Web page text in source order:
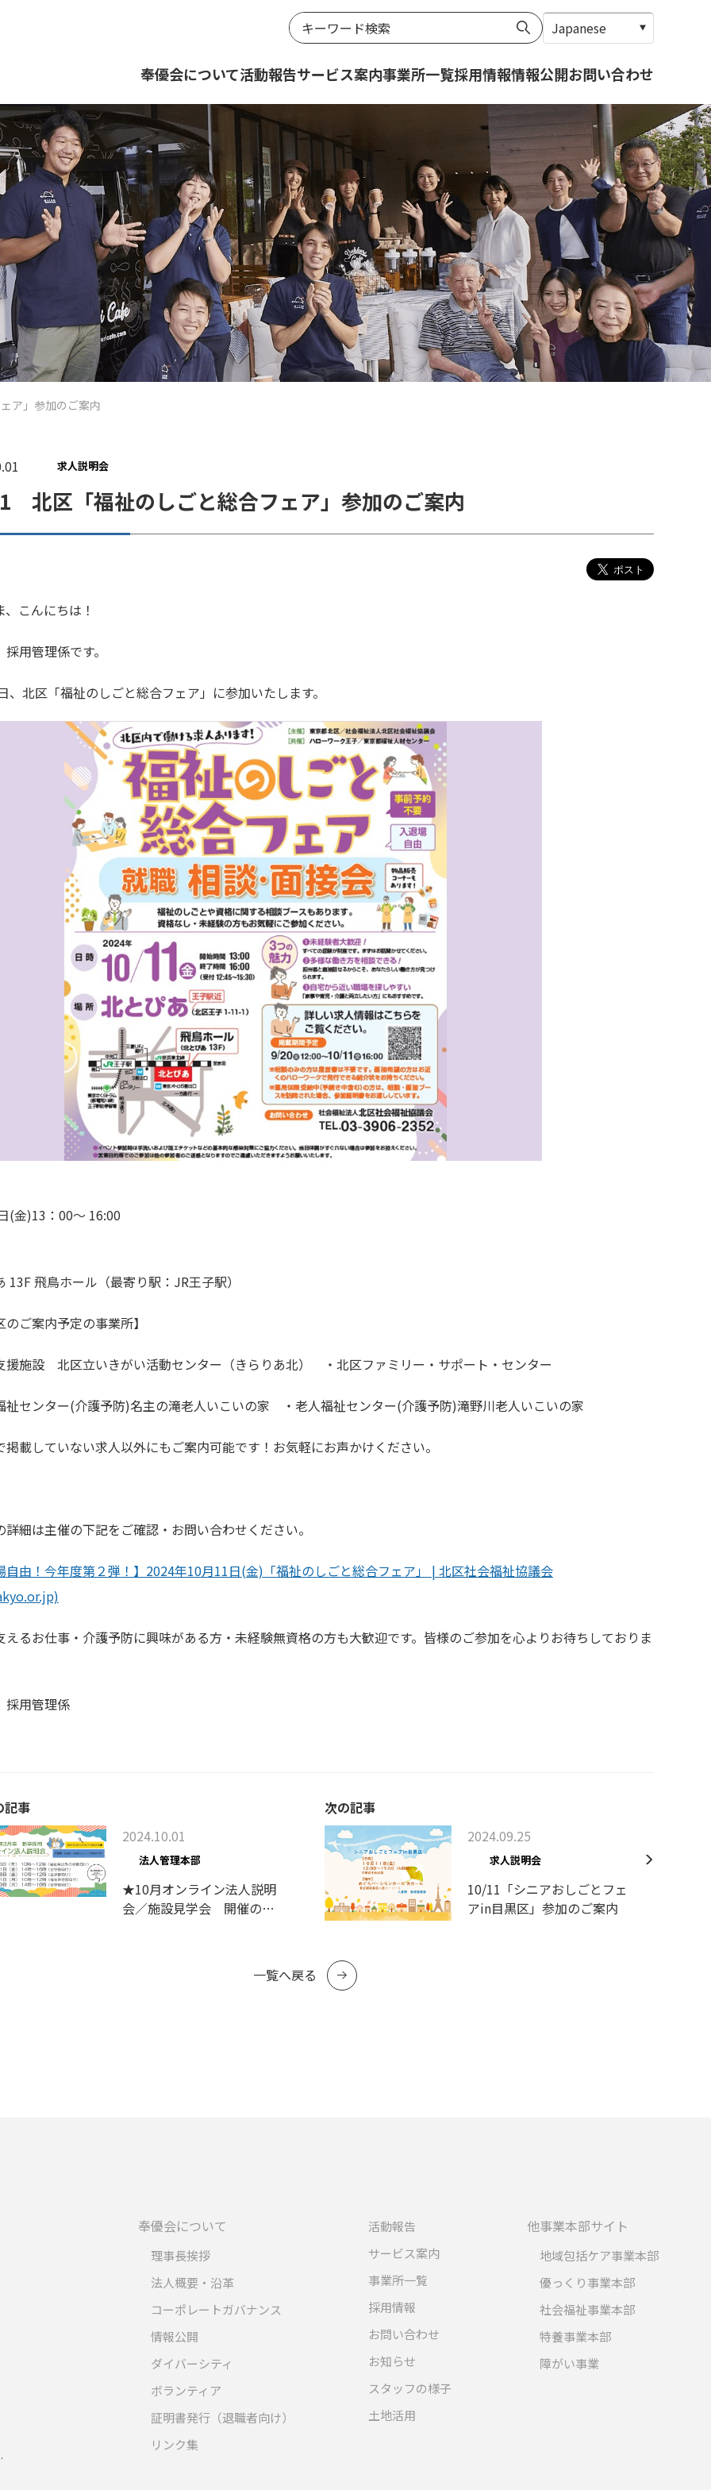
奉優会について活動報告サービス案内事業所一覧採用情報情報公開お問い合わせ
ア」参加のご案内
求人説明会
北区「福祉のしごと総合フェア」参加のご案内
こんにちは！
用管理係です。
、北区「福祉のしごと総合フェア」に参加いたします。
(金)13：00～ 16:00
13F 飛鳥ホール（最寄り駅：JR王子駅）
ご案内予定の事業所】
援施設 北区立いきがい活動センター（きらりあ北） ・北区ファミリー・サポート・センター
祉センター(介護予防)名主の滝老人いこいの家 ・老人福祉センター(介護予防)滝野川老人いこいの家
掲載していない求人以外にもご案内可能です！お気軽にお声かけください。
詳細は主催の下記をご確認・お問い合わせください。
自由！今年度第２弾！】2024年10月11日(金)「福祉のしごと総合フェア」 | 北区社会福祉協議会
えるお仕事・介護予防に興味がある方・未経験無資格の方も大歓迎です。皆様のご参加を心よりお待ちしておりま
用管理係
記事
2024.10.01
法人管理本部
★10月オンライン法人説明
会／施設見学会 開催のご
次の記事
2024.09.25
求人説明会
10/11「シニアおしごとフェ
アin目黒区」参加のご案内
一覧へ戻る
奉優会について
理事長挨拶
法人概要・沿革
コーポレートガバナンス
情報公開
ダイバーシティ
ボランティア
証明書発行（退職者向け）
リンク集
活動報告
サービス案内
事業所一覧
採用情報
お問い合わせ
お知らせ
スタッフの様子
土地活用
他事業本部サイト
地域包括ケア事業本部
優っくり事業本部
社会福祉事業本部
特養事業本部
障がい事業